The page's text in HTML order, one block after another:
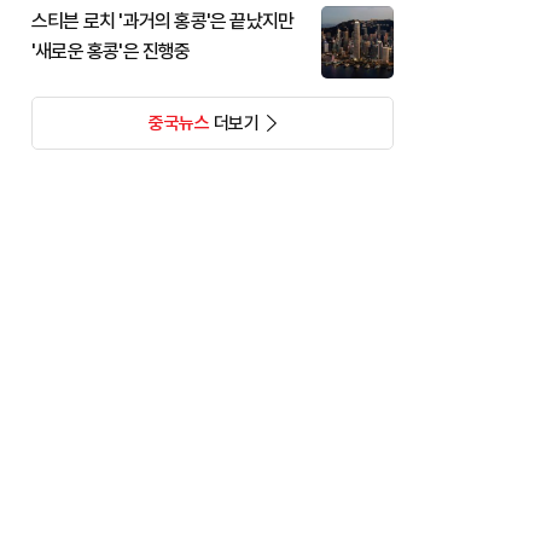
스티븐 로치 '과거의 홍콩'은 끝났지만
'새로운 홍콩'은 진행중
중국뉴스더보기